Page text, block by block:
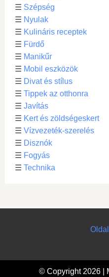
☰ Szépség
☰ Nyulak
☰ Kulináris receptek
☰ Fürdő
☰ Manikűr
☰ Mobil eszközök
☰ Divat és stílus
☰ Tippek az otthonra
☰ Javítás
☰ Kert és zöldségeskert
☰ Vízvezeték-szerelés
☰ Disznók
☰ Fogyás
☰ Technika
© Copyright 2026 |